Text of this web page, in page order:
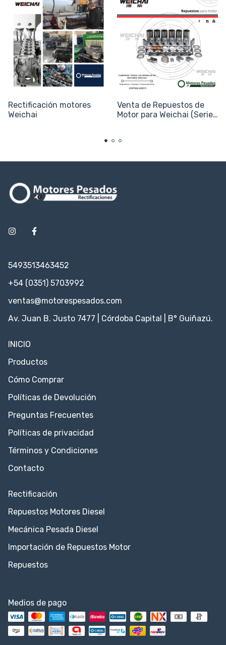
Rectificación motores
Weichai
Venta de Repuestos de
Motor para Weichai (Series
5493513463452
+54 (0351) 5703992
ventas@motorespesados.com
Av. Juan B. Justo 7477 | Córdoba Capital | B° Guiñazú.
INICIO
Productos
Cómo Comprar
Políticas de Devolución
Preguntas Frecuentes
Políticas de privacidad
Términos y Condiciones
Contacto
Rectificación
Repuestos Motores Diesel
Mecánica Pesada Diesel
Importación de Repuestos Motor
Repuestos
Medios de pago